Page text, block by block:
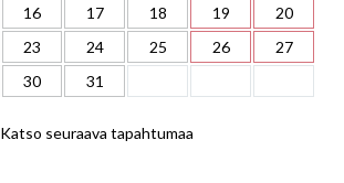
16 17 18 19
20
23 24 25 26
27
30 31
Katso seuraava tapahtumaa